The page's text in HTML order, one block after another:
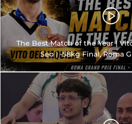
The Best Match of the Year |
Seo | -58kg Final, Roma